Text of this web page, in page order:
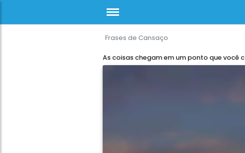
Frases de Cansaço
As coisas chegam em um ponto que você c